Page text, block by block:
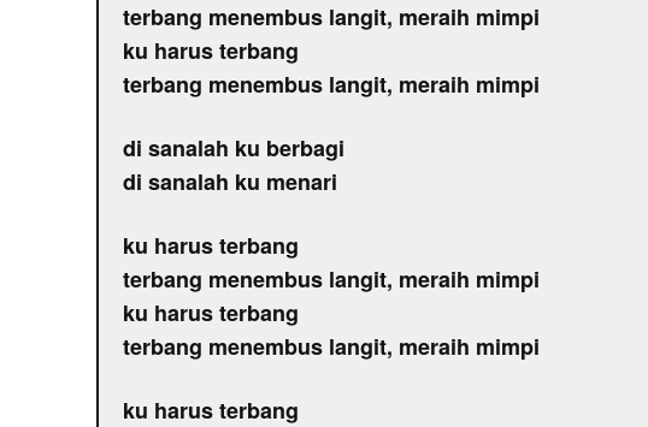
terbang menembus langit, meraih mimpi
ku harus terbang
terbang menembus langit, meraih mimpi
di sanalah ku berbagi
di sanalah ku menari
ku harus terbang
terbang menembus langit, meraih mimpi
ku harus terbang
terbang menembus langit, meraih mimpi
ku harus terbang